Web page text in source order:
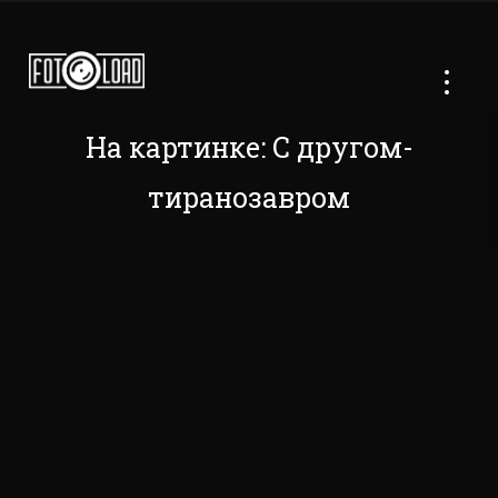
На картинке: С другом-
тиранозавром